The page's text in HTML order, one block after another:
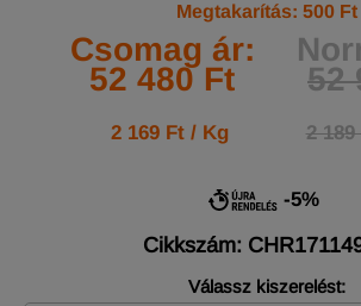
Megtakarítás: 500 Ft
Csomag ár:
52 480 Ft
52
2 169 Ft / Kg 2
-5%
Cikkszám:
Válassz kiszerelést: